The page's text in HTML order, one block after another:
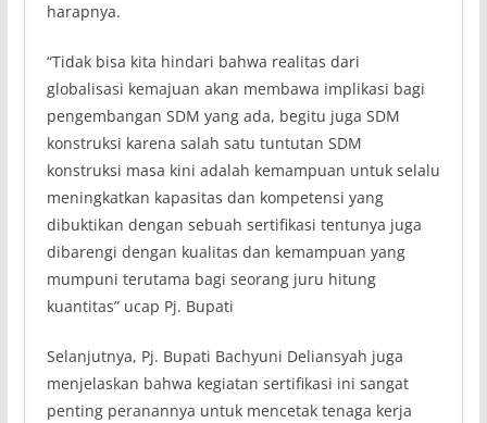
harapnya.
“Tidak bisa kita hindari bahwa realitas dari
globalisasi kemajuan akan membawa implikasi bagi
pengembangan SDM yang ada, begitu juga SDM
konstruksi karena salah satu tuntutan SDM
konstruksi masa kini adalah kemampuan untuk selalu
meningkatkan kapasitas dan kompetensi yang
dibuktikan dengan sebuah sertifikasi tentunya juga
dibarengi dengan kualitas dan kemampuan yang
mumpuni terutama bagi seorang juru hitung
kuantitas” ucap Pj. Bupati
Selanjutnya, Pj. Bupati Bachyuni Deliansyah juga
menjelaskan bahwa kegiatan sertifikasi ini sangat
penting peranannya untuk mencetak tenaga kerja